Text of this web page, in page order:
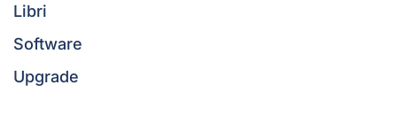
Libri
Software
Upgrade